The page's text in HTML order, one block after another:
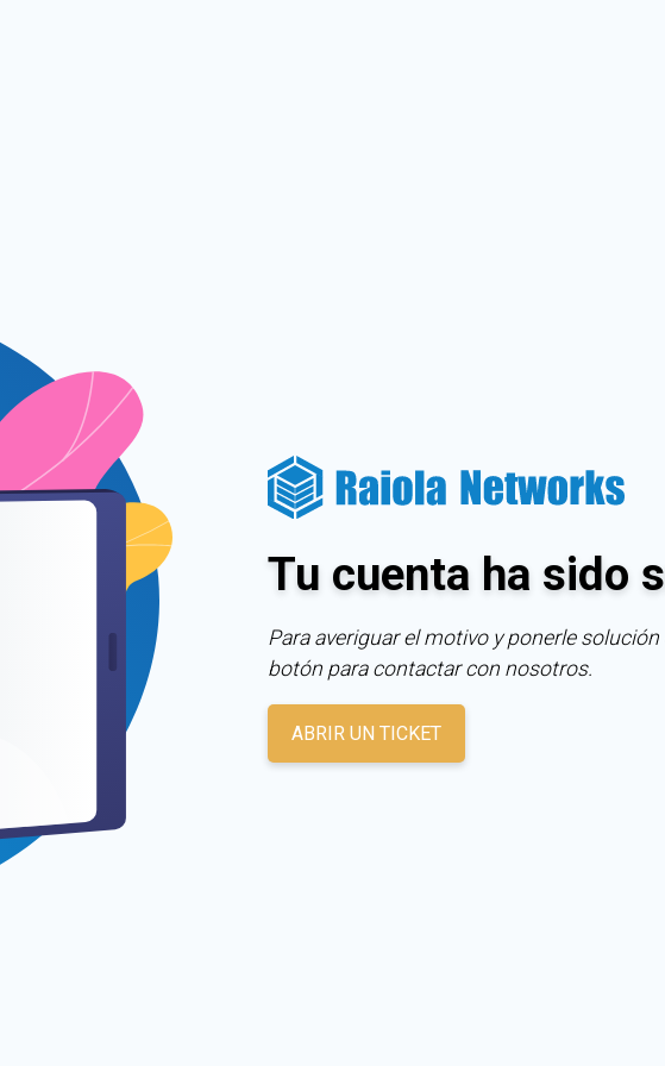
Tu cuenta ha sido
Para averiguar el motivo y ponerle
botón para contactar con nosotros.
ABRIR UN TICKET